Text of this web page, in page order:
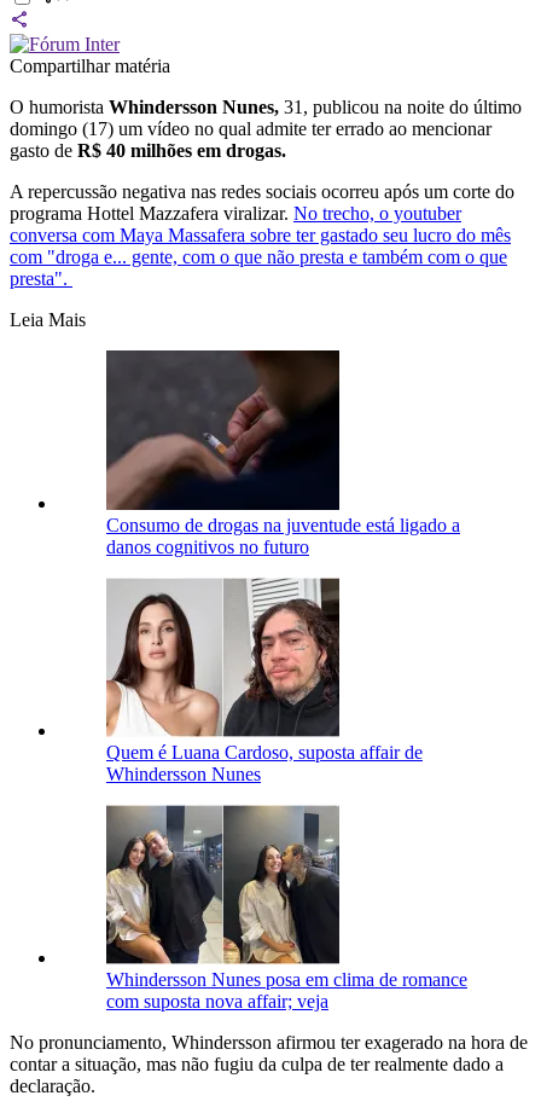
Compartilhar matéria
O humorista Whindersson Nunes, 31, publicou na noite do último
domingo (17) um vídeo no qual admite ter errado ao mencionar
gasto de R$ 40 milhões em drogas.
A repercussão negativa nas redes sociais ocorreu após um corte do
programa Hottel Mazzafera viralizar. No trecho, o youtuber
conversa com Maya Massafera sobre ter gastado seu lucro do mês
com "droga e... gente, com o que não presta e também com o que
presta".
Leia Mais
Consumo de drogas na juventude está ligado a
danos cognitivos no futuro
Quem é Luana Cardoso, suposta affair de
Whindersson Nunes
Whindersson Nunes posa em clima de romance
com suposta nova affair; veja
No pronunciamento, Whindersson afirmou ter exagerado na hora de
contar a situação, mas não fugiu da culpa de ter realmente dado a
declaração.